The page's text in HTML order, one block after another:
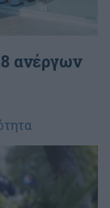
ανέργων